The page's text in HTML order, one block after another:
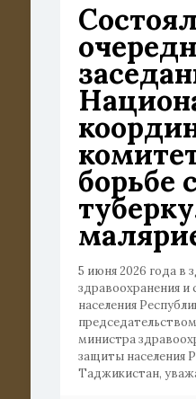
борьбе
5 июня 2026 года в
здравоохранения
населения
министра
защиты населения
Таджикистан,